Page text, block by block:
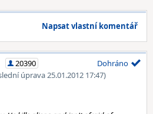
Napsat vlastní komentář
20390
úprava 25.01.2012 17:47)
Dohráno